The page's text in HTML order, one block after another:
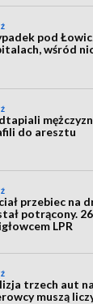
pod
wśród
do aresztu
przebiec na
potrącony.
LPR
trzech aut
muszą